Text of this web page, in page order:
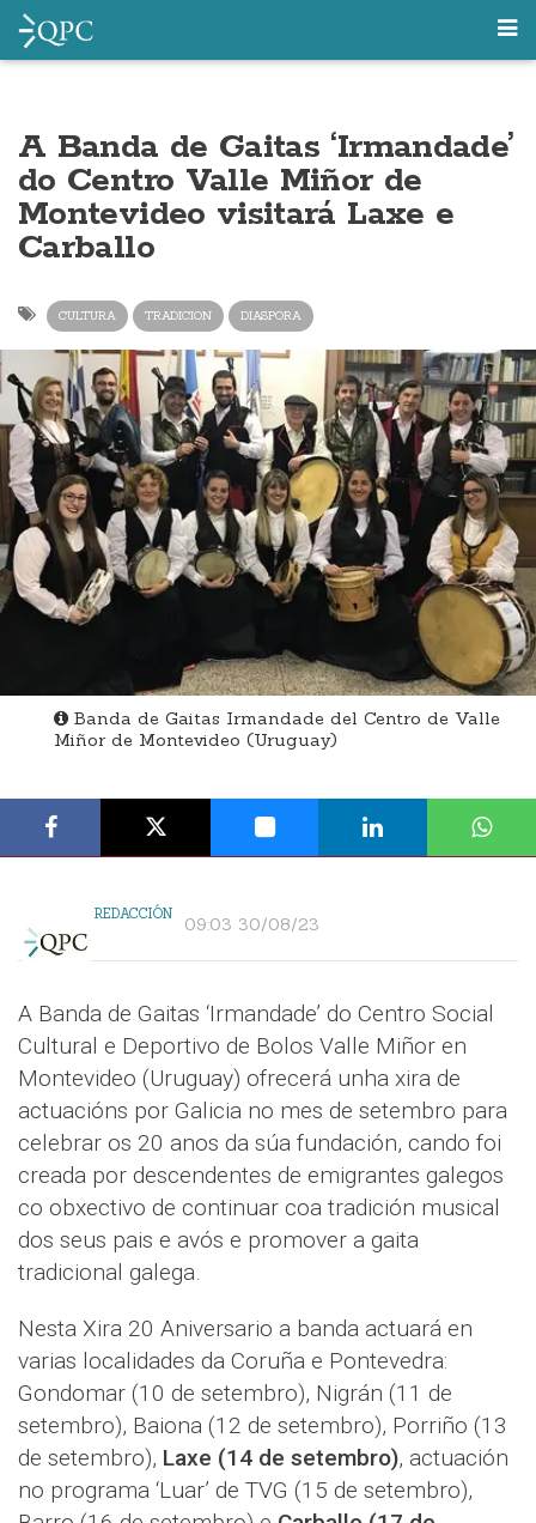
A Banda de Gaitas ‘Irmandade’
do Centro Valle Miñor de
Montevideo visitará Laxe e
Carballo
CULTURA TRADICION DIASPORA
Banda de Gaitas Irmandade del Centro de Valle
Miñor de Montevideo (Uruguay)
REDACCIÓN 09:03 30/08/23
A Banda de Gaitas ‘Irmandade’ do Centro Social
Cultural e Deportivo de Bolos Valle Miñor en
Montevideo (Uruguay) ofrecerá unha xira de
actuacións por Galicia no mes de setembro para
celebrar os 20 anos da súa fundación, cando foi
creada por descendentes de emigrantes galegos
co obxectivo de continuar coa tradición musical
dos seus pais e avós e promover a gaita
tradicional galega.
Nesta Xira 20 Aniversario a banda actuará en
varias localidades da Coruña e Pontevedra:
Gondomar (10 de setembro), Nigrán (11 de
setembro), Baiona (12 de setembro), Porriño (13
de setembro), Laxe (14 de setembro), actuación
no programa ‘Luar’ de TVG (15 de setembro),